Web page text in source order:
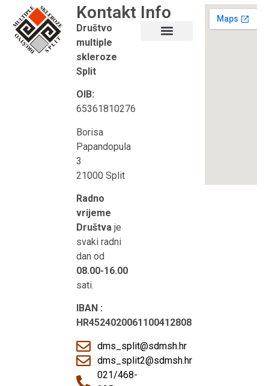
Kontakt
Društvo
multiple
skleroze
Split
OIB:
65361810276
Borisa
Papandopula
3
21000 Split
Radno
vrijeme
Društva je
svaki radni
dan od
08.00-16.00
sati.
IBAN :
HR4524020061100412808
dms_split@sdmsh.hr
dms_split2@sdmsh.hr
021/468-
Info